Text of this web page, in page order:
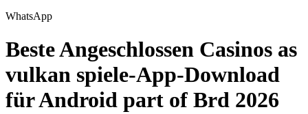
WhatsApp
Beste Angeschlossen Casinos as
vulkan spiele-App-Download
für Android part of Brd 2026